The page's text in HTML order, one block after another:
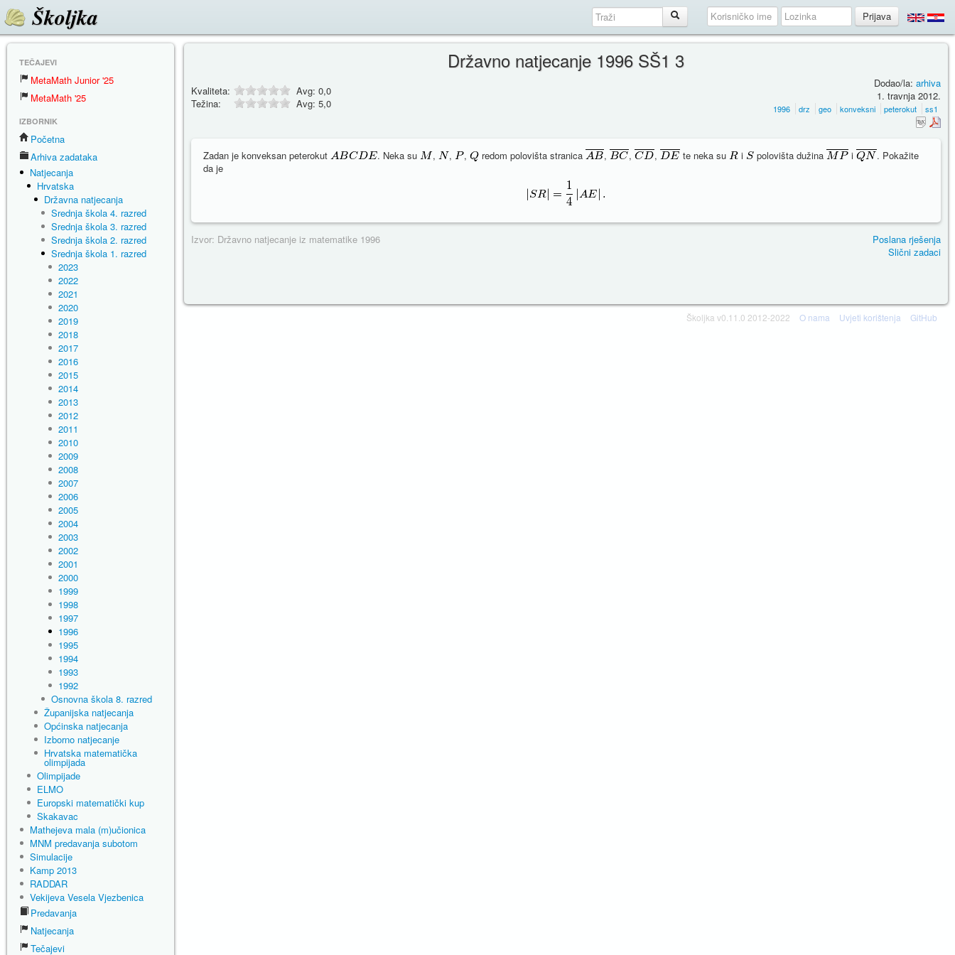
Školjka
TEČAJEVI
MetaMath Junior '25
MetaMath '25
IZBORNIK
Početna
Arhiva zadataka
Natjecanja
Hrvatska
Državna natjecanja
Srednja škola 4. razred
Srednja škola 3. razred
Srednja škola 2. razred
Srednja škola 1. razred
2023
2022
2021
2020
2019
2018
2017
2016
2015
2014
2013
2012
2011
2010
2009
2008
2007
2006
2005
2004
2003
2002
2001
2000
1999
1998
1997
1996
1995
1994
1993
1992
Osnovna škola 8. razred
Županijska natjecanja
Općinska natjecanja
Izborno natjecanje
Hrvatska matematička
olimpijada
Olimpijade
ELMO
Europski matematički kup
Skakavac
Mathejeva mala (m)učionica
MNM predavanja subotom
Simulacije
Kamp 2013
RADDAR
Vekijeva Vesela Vjezbenica
Predavanja
Natjecanja
Tečajevi
Državno natjecanje 1996 SŠ1 3
Kvaliteta: Avg: 0,0
Težina:
Avg: 5,0
Dodao/la: arhiva
1. travnja 2012.
1996 drz geo konveksni peterokut ss1
Zadan je konveksan peterokut . Neka su , , , redom polovišta stranica , , , te neka su i polovišta dužina i
. Pokažite
da je
Izvor: Državno natjecanje iz matematike 1996
Poslana rješenja
Slični zadaci
Školjka v0.11.0 2012-2022 O nama Uvjeti korištenja GitHub